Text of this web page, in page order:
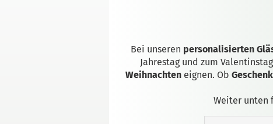
Bei unseren personalisierten
Jahrestag und zum
Weihnachteneignen. Ob
Weiter unten